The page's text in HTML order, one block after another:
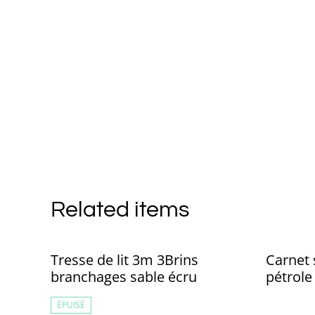
Related items
Tresse de lit 3m 3Brins
branchages sable écru
ÉPUISÉ
Carnet
pétrole